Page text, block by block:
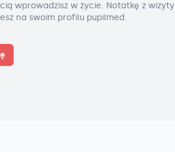
wprowadzisz w życie. Notatkę z wizyty
na swoim profilu pupilmed.